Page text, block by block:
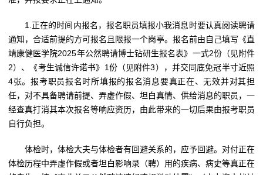
1.正在的时间内报名，报名职员填报小我消息时要认真阅读聘请
通知，合适前提的方可报名且限报一个岗亭。报名前由自己填写《直
靖康健医学院2025年公然聘请博士钻研生报名表》一式2份（见附件
2）、《考生诚信许诺书》1份（见附件3），并交同底免冠半寸近照
4张。报考职员报名时所填报的报名消息要真正在、无效并对其担
任，对不具备聘请前提、弄虚作假、坦白真情、供给消息的职员，一
经查真打消其本次报名等响应资历，由此带来的一切后果由报考职员
自行负担。
体检时，体检大夫与体检者有回避关系的，应予回避。对付正在
体检历程中弄虚作假或者坦白影响录（聘）用的疾病、病史等真正在